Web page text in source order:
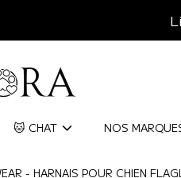
🐱 CHAT NOS
- HARNAIS POUR CHIEN